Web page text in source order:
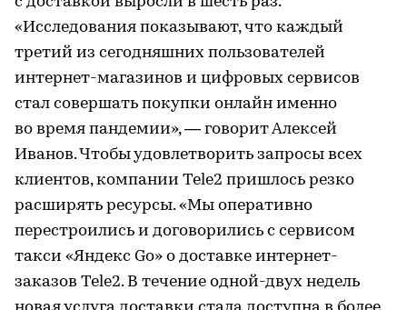
«Исследования показывают, что каждый
третий из сегодняшних пользователей
интернет-магазинов и цифровых сервисов
стал совершать покупки онлайн именно
во время пандемии», — говорит Алексей
Иванов. Чтобы удовлетворить запросы всех
клиентов, компании Tele2 пришлось резко
расширять ресурсы. «Мы оперативно
перестроились и договорились с сервисом
такси «Яндекс Go» о доставке интернет-
заказов Tele2. В течение одной-двух недель